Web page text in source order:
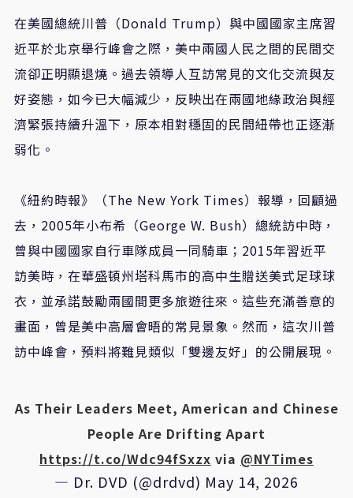
在美國總統川普（Donald Trump）與中國國家主席習
近平於北京舉行峰會之際，美中兩國人民之間的民間交
流卻正明顯退燒。過去領導人互訪常見的文化交流與友
好姿態，如今已大幅減少，反映出在兩國地緣政治與經
濟緊張持續升溫下，原本相對穩固的民間紐帶也正逐漸
弱化。
《紐約時報》（The New York Times）報導，回顧過
去，2005年小布希（George W. Bush）總統訪中時，
曾與中國國家自行車隊成員一同騎車；2015年習近平
訪美時，在華盛頓州塔科馬市的高中生贈送美式足球球
衣，並承諾鼓勵兩國間更多旅遊往來。這些充滿善意的
畫面，曾是美中高層會晤的常見景象。然而，這次川普
訪中峰會，預料將難見類似「雙邊友好」的公開展現。
As Their Leaders Meet, American and Chinese
People Are Drifting Apart
https://t.co/Wdc94fSxzx via @NYTimes
— Dr. DVD (@drdvd) May 14, 2026